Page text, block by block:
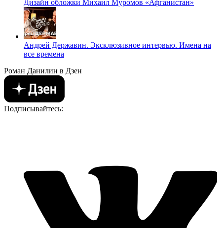
Дизайн обложки Михаил Муромов «Афганистан»
Андрей Державин. Эксклюзивное интервью. Имена на
все времена
Роман Данилин в Дзен
Подписывайтесь: